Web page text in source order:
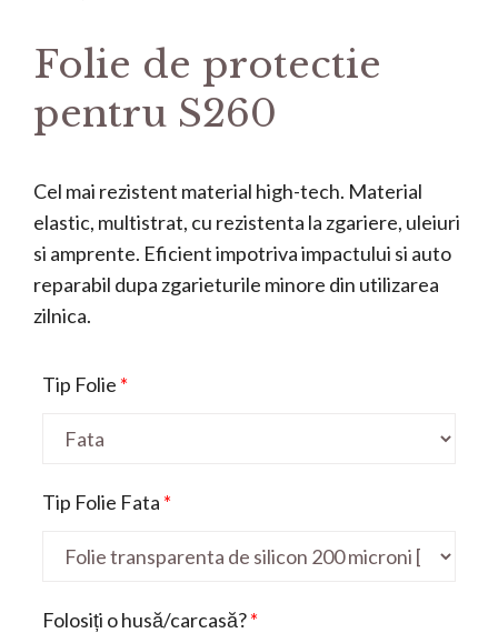
Folie de protectie
pentru S260
Cel mai rezistent material high-tech. Material
elastic, multistrat, cu rezistenta la zgariere, uleiuri
si amprente. Eficient impotriva impactului si auto
reparabil dupa zgarieturile minore din utilizarea
zilnica.
Tip Folie *
Tip Folie Fata *
Folosiți o husă/carcasă?*